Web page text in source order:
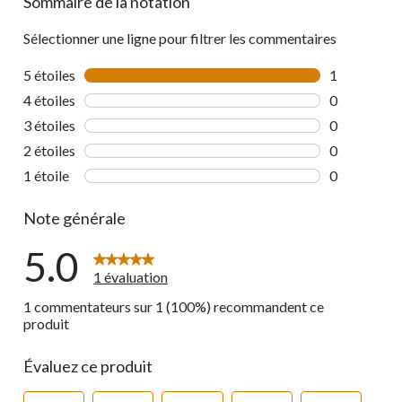
Sélectionner une ligne pour filtrer les commentaires
5 étoiles étoiles
1
4 étoiles étoiles
0
3 étoiles étoiles
0
2 étoiles étoiles
0
1 étoile étoiles
0
Note générale
5.0
1 évaluation
1 commentateurs sur 1 (100%) recommandent ce
produit
Évaluez ce produit